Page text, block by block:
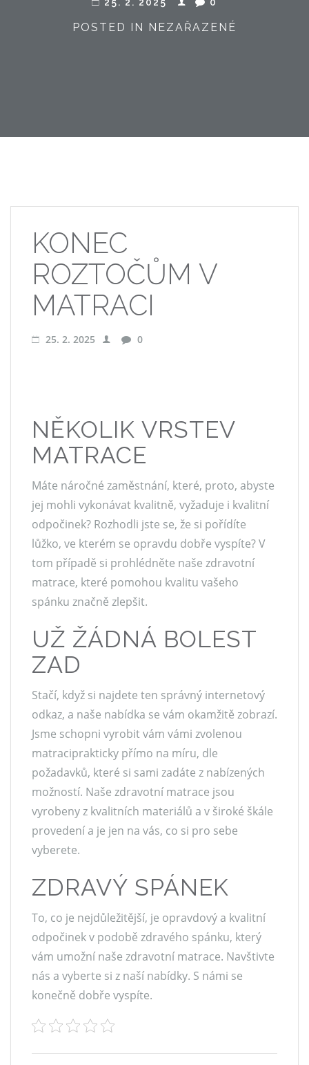
POSTED IN NEZAŘAZENÉ
KONEC
ROZTOČŮM V
MATRACI
25. 2. 2025 0
NĚKOLIK VRSTEV
MATRACE
Máte náročné zaměstnání, které, proto, abyste
jej mohli vykonávat kvalitně, vyžaduje i kvalitní
odpočinek? Rozhodli jste se, že si pořídíte
lůžko, ve kterém se opravdu dobře vyspíte? V
tom případě si prohlédněte naše zdravotní
matrace, které pomohou kvalitu vašeho
spánku značně zlepšit.
UŽ ŽÁDNÁ BOLEST
ZAD
Stačí, když si najdete ten správný internetový
odkaz, a naše nabídka se vám okamžitě zobrazí.
Jsme schopni vyrobit vám vámi zvolenou
matraciprakticky přímo na míru, dle
požadavků, které si sami zadáte z nabízených
možností. Naše zdravotní matrace jsou
vyrobenyz kvalitních materiálů a v široké škále
provedení a je jen na vás, co si pro sebe
vyberete.
ZDRAVÝ SPÁNEK
To, co je nejdůležitější, je opravdový a kvalitní
odpočinek v podobě zdravého spánku, který
vám umožní naše zdravotní matrace. Navštivte
nás a vyberte si z naší nabídky. S námi se
konečně dobře vyspíte.